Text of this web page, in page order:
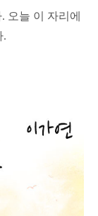
오늘 이 자리에
.